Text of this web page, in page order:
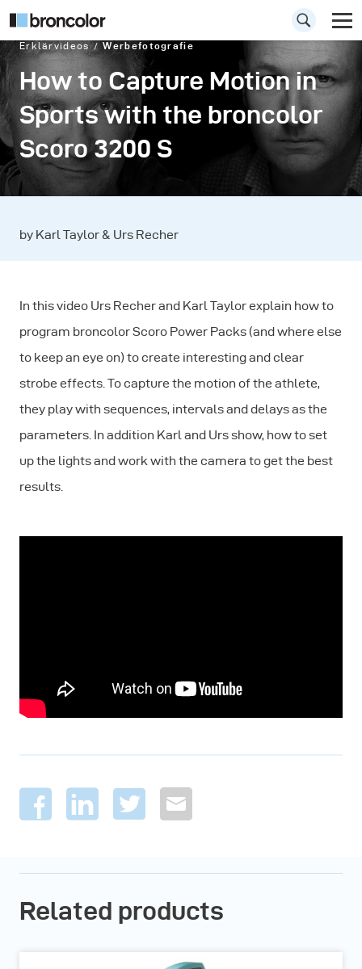
Erklärvideos Werbefotografie
How to Capture Motion in
Sports with the broncolor
Scoro 3200 S
by Karl Taylor & Urs Recher
In this video Urs Recher and Karl Taylor explain how to
program broncolor Scoro Power Packs (and where else
to keep an eye on) to create interesting and clear
strobe effects. To capture the motion of the athlete,
they play with sequences, intervals and delays as the
parameters. In addition Karl and Urs show, how to set
up the lights and work with the camera to get the best
results.
Related products